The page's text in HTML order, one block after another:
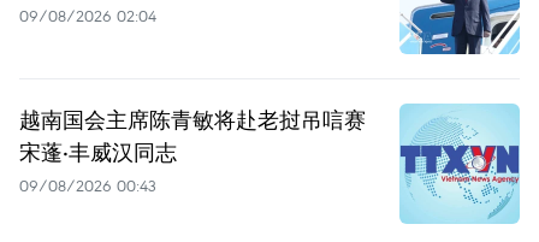
09/08/2026 02:04
越南国会主席陈青敏将赴老挝吊唁赛
宋蓬·丰威汉同志
09/08/2026 00:43